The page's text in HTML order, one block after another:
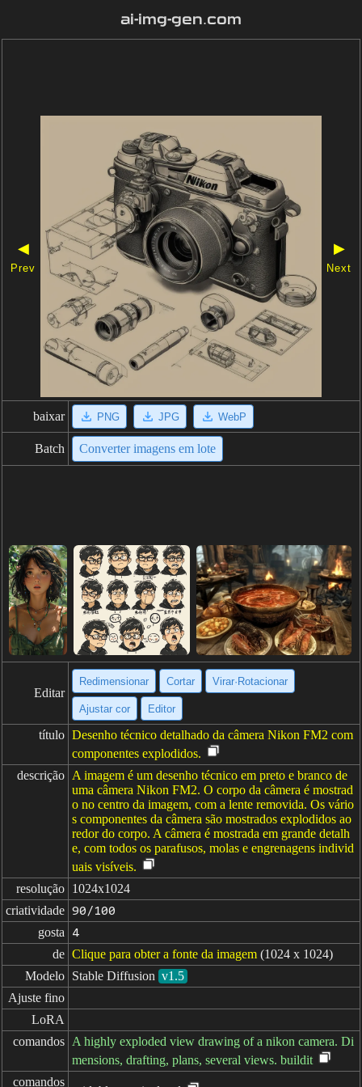
ai-img-gen.com
◀
Prev
▶
Next
baixar PNG JPG WebP
Batch Converter imagens em lote
Editar
Redimensionar Cortar Virar·Rotacionar
Ajustar cor Editor
título Desenho técnico detalhado da câmera Nikon FM2 com
componentes explodidos.
descrição A imagem é um desenho técnico em preto e branco de
uma câmera Nikon FM2. O corpo da câmera é mostrad
o no centro da imagem, com a lente removida. Os vário
s componentes da câmera são mostrados explodidos ao
redor do corpo. A câmera é mostrada em grande detalh
e, com todos os parafusos, molas e engrenagens individ
uais visíveis.
resolução 1024x1024
criatividade 90/100
gosta 4
de Clique para obter a fonte da imagem (1024 x 1024)
Modelo Stable Diffusion v1.5
Ajuste fino
LoRA
comandos A highly exploded view drawing of a nikon camera. Di
mensions, drafting, plans, several views. buildit
comandos